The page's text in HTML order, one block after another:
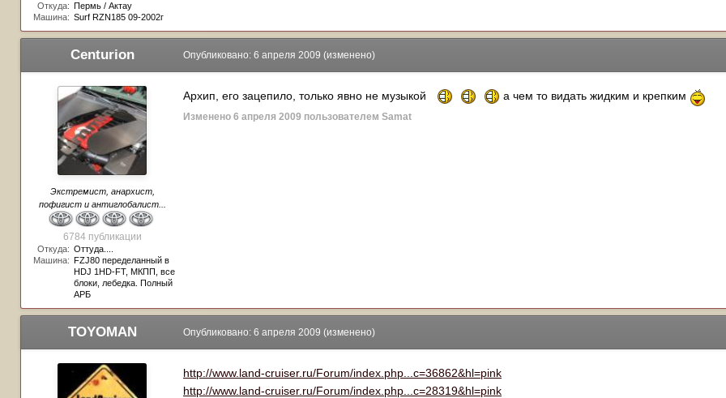
Откуда: Пермь / Актау
Машина: Surf RZN185 09-2002г
Centurion
Экстремист, анархист,
пофигист и антиглобалист...
6784 публикации
Откуда: Оттуда....
Машина: FZJ80 переделанный в
HDJ 1HD-FT, МКПП, все
блоки, лебедка. Полный
АРБ
Опубликовано: 6 апреля 2009 (изменено)
Архип, его зацепило, только явно не музыкой а чем то видать жидким и крепким
Изменено 6 апреля 2009 пользователем Samat
TOYOMAN Опубликовано: 6 апреля 2009 (изменено)
http://www.land-cruiser.ru/Forum/index.php...c=36862&hl=pink
http://www.land-cruiser.ru/Forum/index.php...c=28319&hl=pink